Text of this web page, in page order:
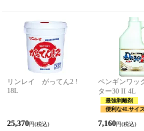
リンレイ がってん2 !
18L
25,370円(税込)
ペンギンワ
ター30 II 4L
最強剥離剤
便利な4Lサイ
7,160円(税込)